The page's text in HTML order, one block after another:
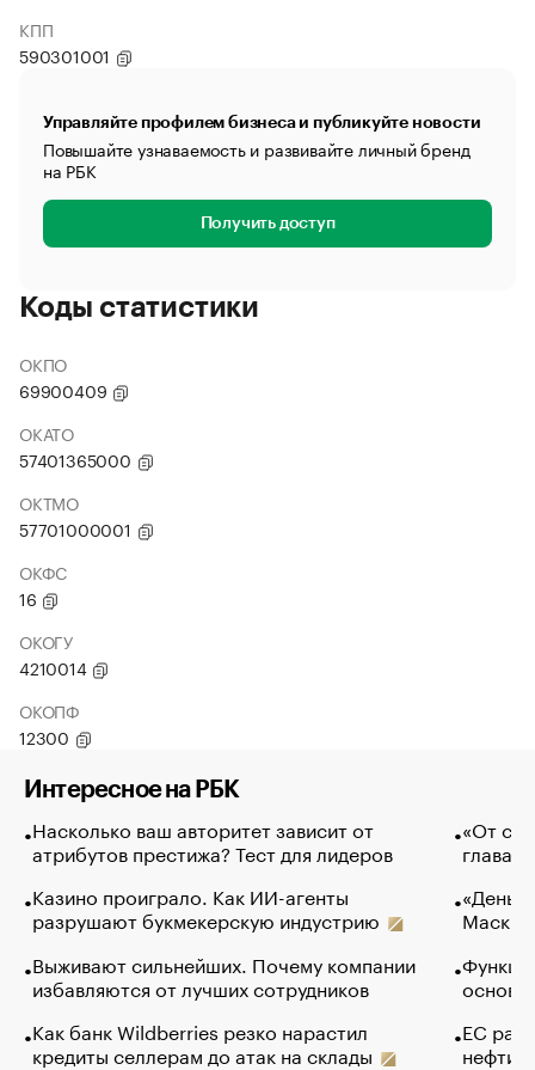
КПП
590301001
Управляйте профилем бизнеса и публикуйте новости
Повышайте узнаваемость и развивайте личный бренд
на РБК
Получить доступ
Коды статистики
ОКПО
69900409
ОКАТО
57401365000
ОКТМО
57701000001
ОКФС
16
ОКОГУ
4210014
ОКОПФ
12300
Интересное на РБК
Насколько ваш авторитет зависит от
атрибутов престижа? Тест для лидеров
Казино проиграло. Как ИИ-агенты
разрушают букмекерскую индустрию
Выживают сильнейших. Почему компании
избавляются от лучших сотрудников
Как банк Wildberries резко нарастил
кредиты селлерам до атак на склады
«От
глава
Маск в
основ
ЕС
нефти